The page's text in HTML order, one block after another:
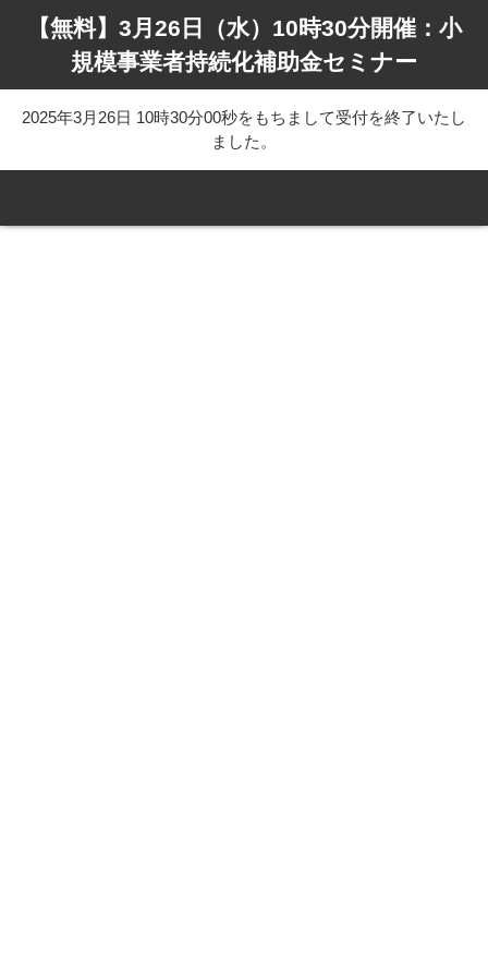
【無料】3月26日（水）10時30分開催：小
規模事業者持続化補助金セミナー
2025年3月26日 10時30分00秒をもちまして受付を終了いたし
ました。